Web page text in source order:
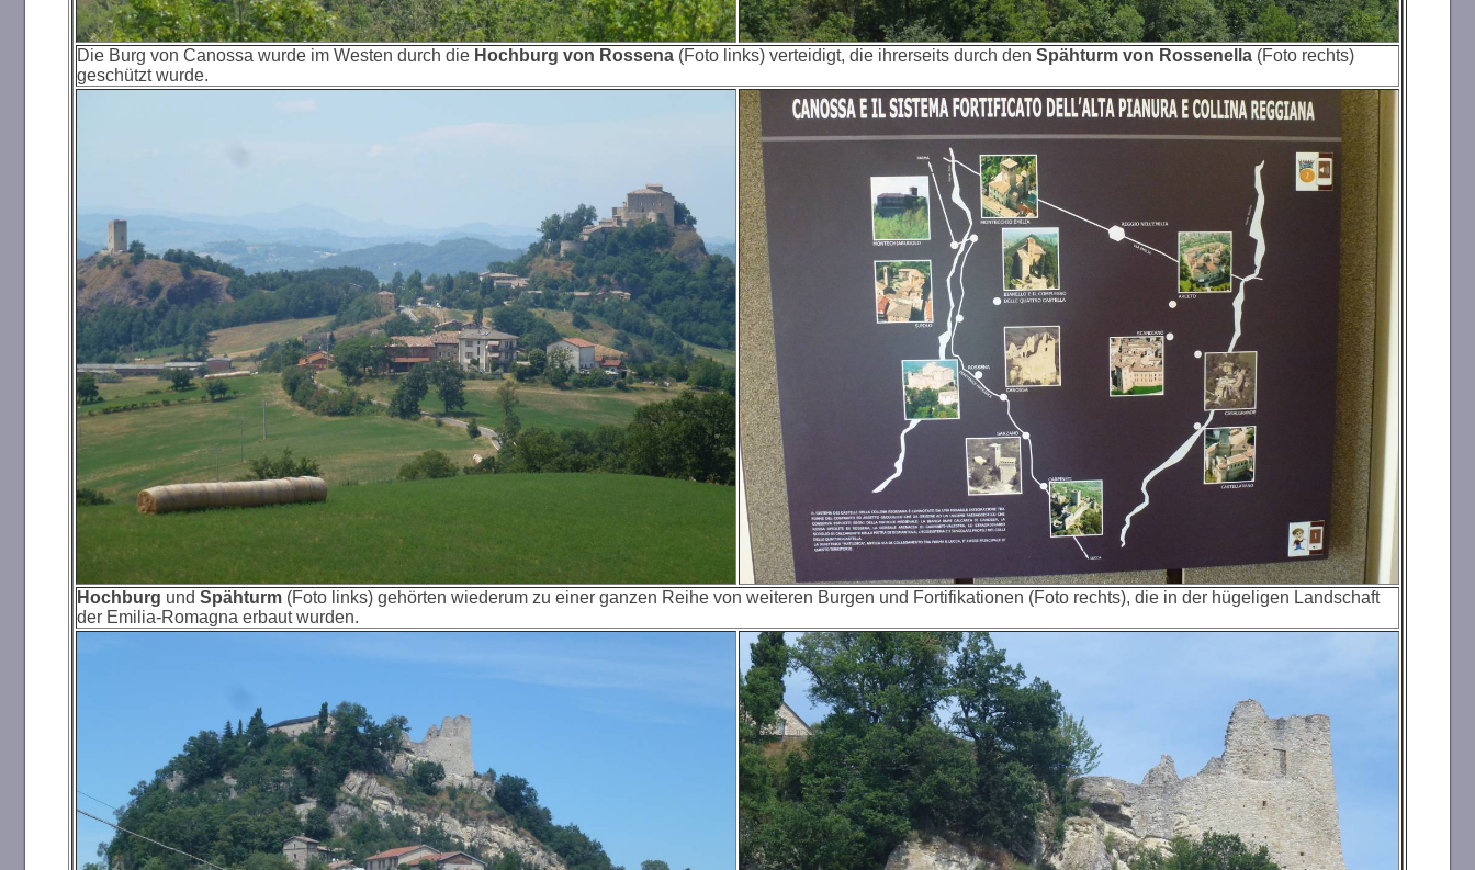
Die Burg von Canossa wurde im Westen durch die Hochburg von Rossena (Foto links) verteidigt, die ihrerseits durch den Spähturm von Rossenella (Foto rechts)
geschützt wurde.
Hochburg und Spähturm (Foto links) gehörten wiederum zu einer ganzen Reihe von weiteren Burgen und Fortifikationen (Foto rechts), die in der hügeligen Landschaft
der Emilia-Romagna erbaut wurden.